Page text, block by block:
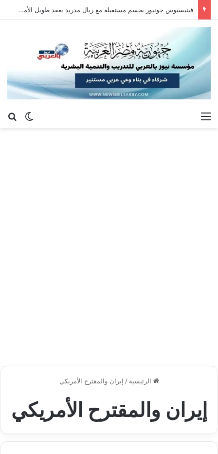
فينيسيوس جونيور يحسم مستقبله مع ريال مدريد بعقد طويل الأمد حتى 2032
الوضع القائمة
الرئيسية / إيران والمقترح الأمريكي
إيران والمقترح الأمريكي